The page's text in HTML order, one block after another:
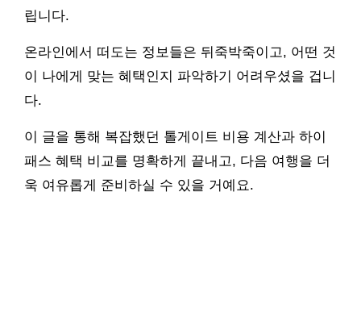
립니다.
온라인에서 떠도는 정보들은 뒤죽박죽이고, 어떤 것
이 나에게 맞는 혜택인지 파악하기 어려우셨을 겁니
다.
이 글을 통해 복잡했던 톨게이트 비용 계산과 하이
패스 혜택 비교를 명확하게 끝내고, 다음 여행을 더
욱 여유롭게 준비하실 수 있을 거예요.